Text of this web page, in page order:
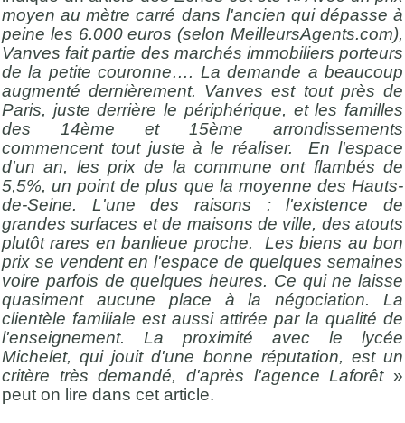
moyen au mètre carré dans l'ancien qui dépasse à
peine les 6.000 euros (selon MeilleursAgents.com),
Vanves fait partie des marchés immobiliers porteurs
de la petite couronne…. La demande a beaucoup
augmenté dernièrement. Vanves est tout près de
Paris, juste derrière le périphérique, et les familles
des 14ème et 15ème arrondissements
commencent tout juste à le réaliser. En l'espace
d'un an, les prix de la commune ont flambés de
5,5%, un point de plus que la moyenne des Hauts-
de-Seine. L'une des raisons : l'existence de
grandes surfaces et de maisons de ville, des atouts
plutôt rares en banlieue proche. Les biens au bon
prix se vendent en l'espace de quelques semaines
voire parfois de quelques heures. Ce qui ne laisse
quasiment aucune place à la négociation. La
clientèle familiale est aussi attirée par la qualité de
l'enseignement. La proximité avec le lycée
Michelet, qui jouit d'une bonne réputation, est un
critère très demandé, d'après l'agence Laforêt »
peut on lire dans cet article.